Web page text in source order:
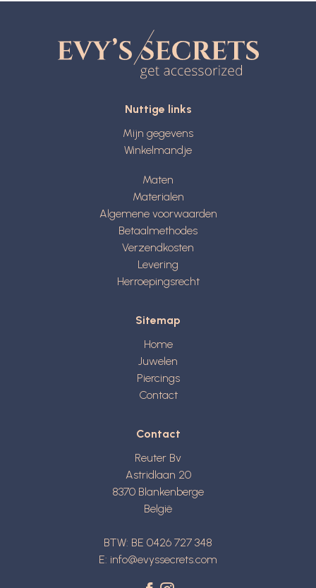
Nuttige links
Mijn gegevens
Winkelmandje
Maten
Materialen
Algemene voorwaarden
Betaalmethodes
Verzendkosten
Levering
Herroepingsrecht
Sitemap
Home
Juwelen
Piercings
Contact
Contact
Reuter Bv
Astridlaan 20
8370 Blankenberge
België
BTW: BE 0426 727 348
E: info@evyssecrets.com